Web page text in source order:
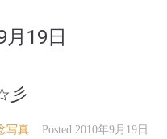
月19日
彡
写真 Posted 2010年9月19日